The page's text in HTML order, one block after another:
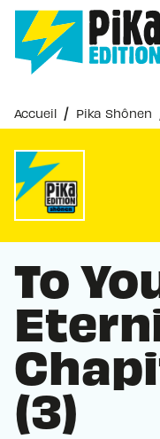
MENU
PIED DE PAGE
Accueil / Pika Shônen
To
(3)